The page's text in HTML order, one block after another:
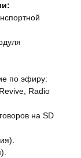
по эфиру:
Radio
на SD